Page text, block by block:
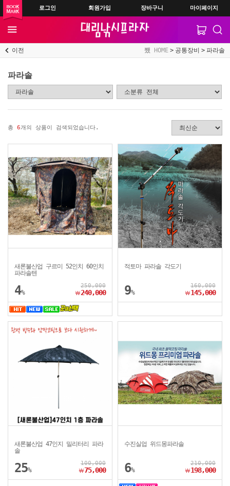
로그인 회원가입 장바구니 마이페이지
이전 HOME 공통장비 파라솔
파라솔
총 6개의 상품이 검색되었습니다.
새론불산업 구르미 52인치 60인치
파라솔텐
4%
250,000
￦240,000
적토마 파라솔 각도기
9%
160,000
￦145,000
새론불산업 47인지 밀리터리 파라
솔
25%
100,000
￦75,000
수진실업 위드몽파라솔
6%
210,000
￦198,000